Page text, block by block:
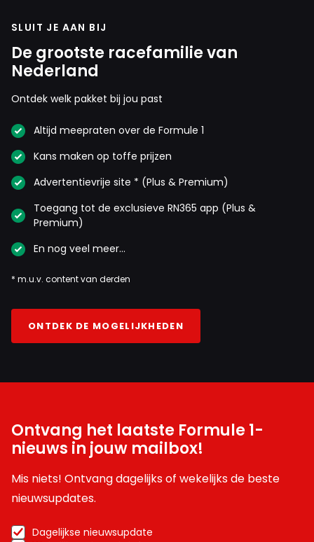
SLUIT JE AAN BIJ
De grootste racefamilie van
Nederland
Ontdek welk pakket bij jou past
Altijd meepraten over de Formule 1
Kans maken op toffe prijzen
Advertentievrije site * (Plus & Premium)
Toegang tot de exclusieve RN365 app (Plus &
Premium)
En nog veel meer…
* m.u.v. content van derden
ONTDEK DE MOGELIJKHEDEN
Ontvang het laatste Formule 1-
nieuws in jouw mailbox!
Mis niets! Ontvang dagelijks of wekelijks de beste
nieuwsupdates.
Dagelijkse nieuwsupdate